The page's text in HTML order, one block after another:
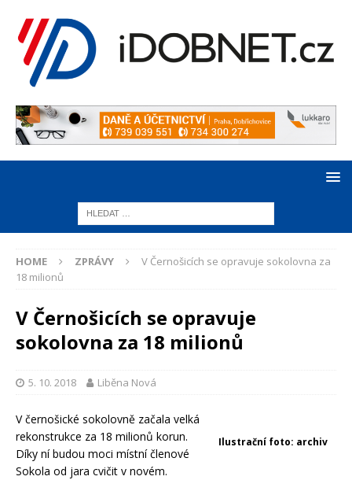
HOME ZPRÁVY
V Černošicích se opravuje sokolovna za
18 milionů
V Černošicích se opravuje
sokolovna za 18 milionů
5. 10. 2018 Liběna Nová
Ilustrační foto: archiv
V černošické sokolovně začala velká
rekonstrukce za 18 milionů korun.
Díky ní budou moci místní členové
Sokola od jara cvičit v novém.